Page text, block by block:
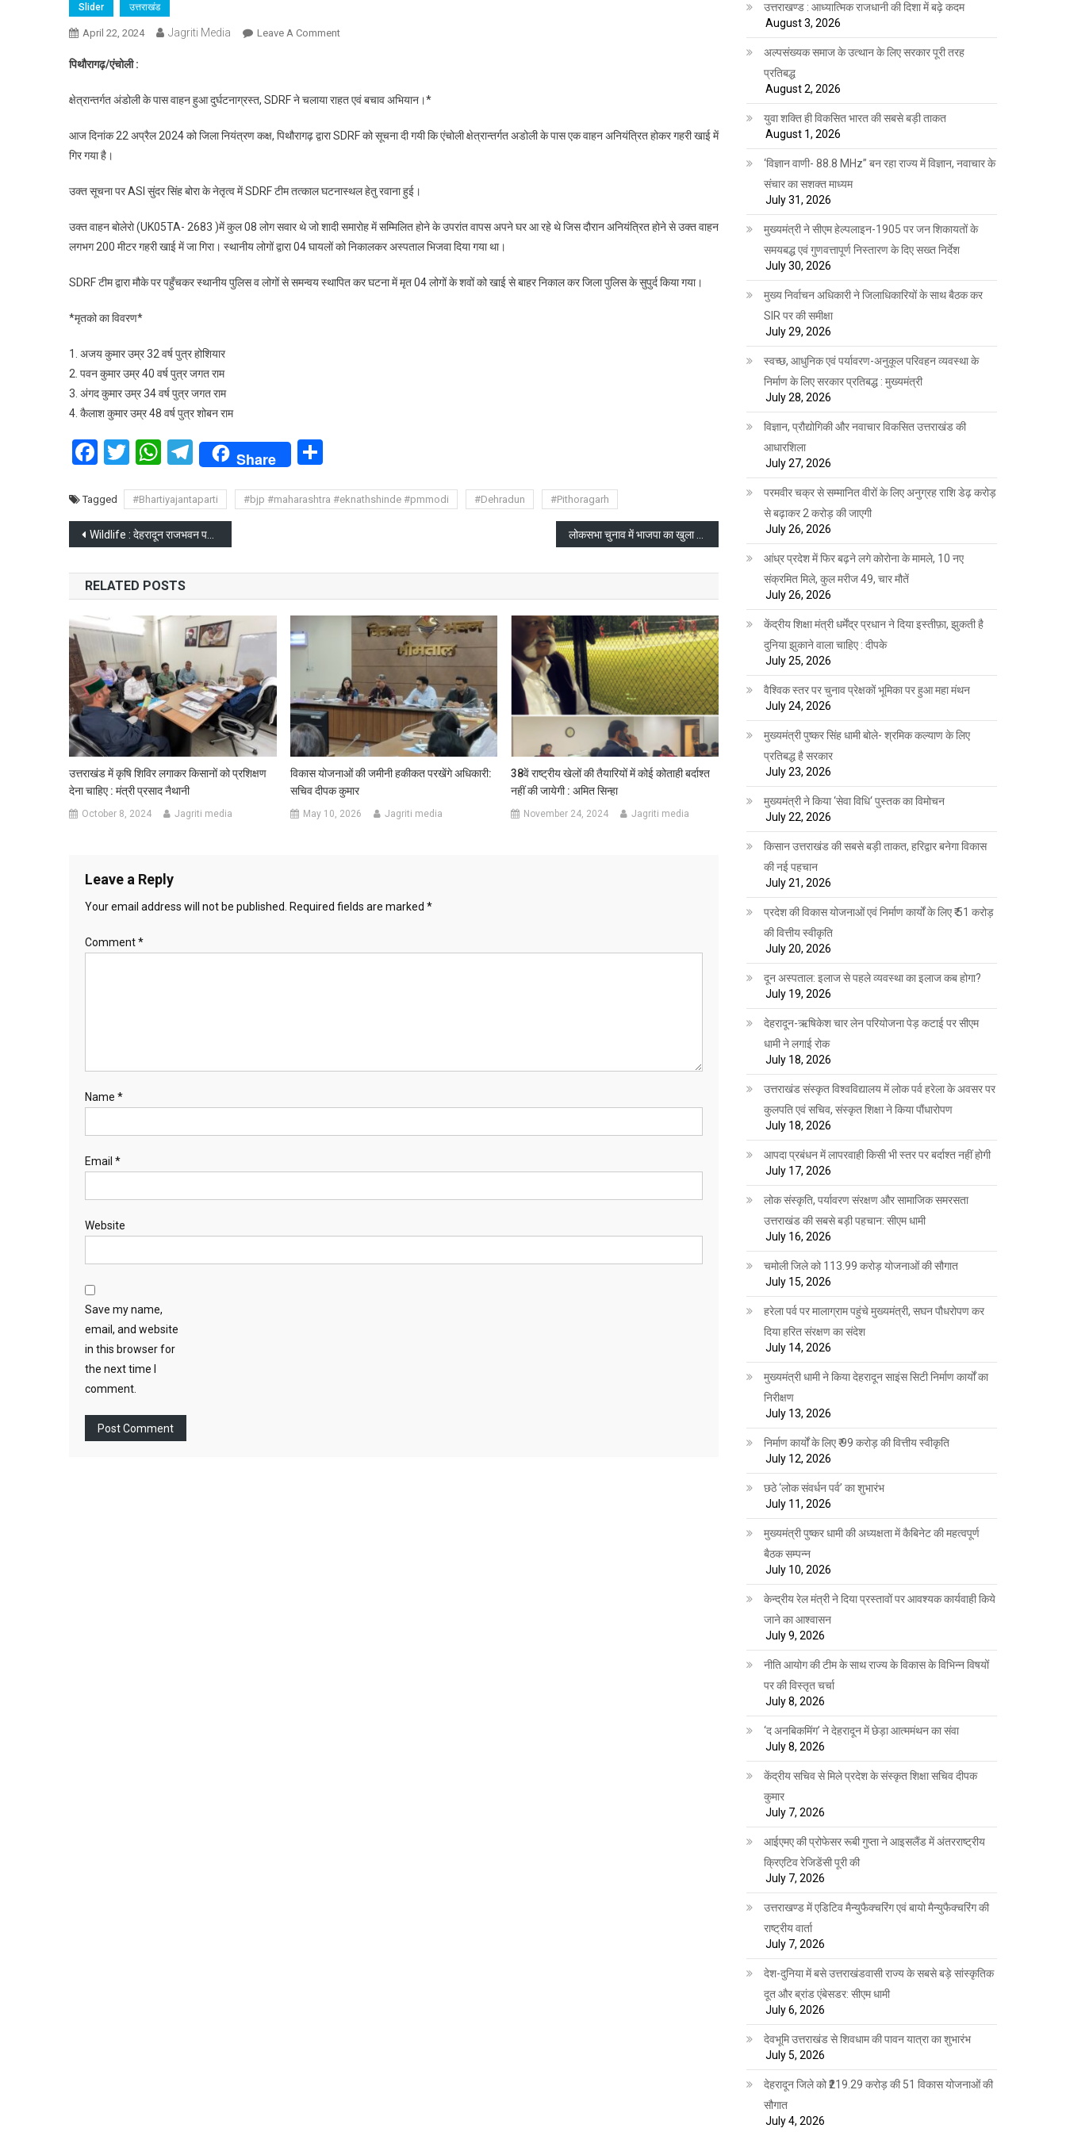
Slider उत्तराखंड
April 22, 2024 Jagriti Media Leave A CommentOn
में
चार
पिथौरागढ़/एंचोली :
क्षेत्रान्तर्गत अंडोली के पास वाहन हुआ दुर्घटनाग्रस्त, SDRF ने चलाया राहत एवं बचाव अभियान।*
आज दिनांक 22 अप्रैल 2024 को जिला नियंत्रण कक्ष, पिथौरागढ़ द्वारा SDRF को सूचना दी गयी कि एंचोली क्षेत्रान्तर्गत अडोली के पास एक वाहन अनियंत्रित होकर गहरी खाई में
गिर गया है।
उक्त सूचना पर ASI सुंदर सिंह बोरा के नेतृत्व में SDRF टीम तत्काल घटनास्थल हेतु रवाना हुई।
उक्त वाहन बोलेरो (UK05TA- 2683 )में कुल 08 लोग सवार थे जो शादी समारोह में सम्मिलित होने के उपरांत वापस अपने घर आ रहे थे जिस दौरान अनियंत्रित होने से उक्त वाहन
लगभग 200 मीटर गहरी खाई में जा गिरा। स्थानीय लोगों द्वारा 04 घायलों को निकालकर अस्पताल भिजवा दिया गया था।
SDRF टीम द्वारा मौके पर पहुँचकर स्थानीय पुलिस व लोगों से समन्वय स्थापित कर घटना में मृत 04 लोगों के शवों को खाई से बाहर निकाल कर जिला पुलिस के सुपुर्द किया गया।
*मृतको का विवरण*
1. अजय कुमार उम्र 32 वर्ष पुत्र होशियार
2. पवन कुमार उम्र 40 वर्ष पुत्र जगत राम
3. अंगद कुमार उम्र 34 वर्ष पुत्र जगत राम
4. कैलाश कुमार उम्र 48 वर्ष पुत्र शोबन राम
Facebook
Twitter
WhatsApp
Telegram
Share
Tagged #Bhartiyajantaparti #bjp #maharashtra #eknathshinde #pmmodi #Dehradun #Pithoragarh
Post
navigation
Wildlife : देहरादून राजभवन परिसर में बर्ड वॉचिंग
RELATED POSTS
उत्तराखंड में कृषि शिविर लगाकर किसानों को प्रशिक्षण
देना चाहिए : मंत्री प्रसाद नैथानी
October 8, 2024 Jagriti media
विकास योजनाओं की जमीनी हकीकत परखेंगे अधिकारी:
सचिव दीपक कुमार
May 10, 2026 Jagriti media
38वें राष्ट्रीय खेलों की तैयारियों में कोई कोताही बर्दाश्त
नहीं की जायेगी : अमित सिन्हा
November 24, 2024 Jagriti media
Leave a Reply
Your email address will not be published. Required fields are marked *
Comment*
Name *
Email *
Website
Save my name,
email, and website
in this browser for
the next time I
comment.
उत्तराखण्ड : आध्यात्मिक राजधानी की दिशा में बढ़े कदम
August 3, 2026
अल्पसंख्यक समाज के उत्थान के लिए सरकार पूरी तरह
प्रतिबद्ध
August 2, 2026
युवा शक्ति ही विकसित भारत की सबसे बड़ी ताकत
August 1, 2026
‘विज्ञान वाणी- 88.8 MHz” बन रहा राज्य में विज्ञान, नवाचार के
संचार का सशक्त माध्यम
July 31, 2026
मुख्यमंत्री ने सीएम हेल्पलाइन-1905 पर जन शिकायतों के
समयबद्ध एवं गुणवत्तापूर्ण निस्तारण के दिए सख्त निर्देश
July 30, 2026
मुख्य निर्वाचन अधिकारी ने जिलाधिकारियों के साथ बैठक कर
SIR पर की समीक्षा
July 29, 2026
स्वच्छ, आधुनिक एवं पर्यावरण-अनुकूल परिवहन व्यवस्था के
निर्माण के लिए सरकार प्रतिबद्ध : मुख्यमंत्री
July 28, 2026
विज्ञान, प्रौद्योगिकी और नवाचार विकसित उत्तराखंड की
आधारशिला
July 27, 2026
परमवीर चक्र से सम्मानित वीरों के लिए अनुग्रह राशि डेढ़ करोड़
से बढ़ाकर 2 करोड़ की जाएगी
July 26, 2026
आंध्र प्रदेश में फिर बढ़ने लगे कोरोना के मामले, 10 नए
संक्रमित मिले, कुल मरीज 49, चार मौतें
July 26, 2026
केंद्रीय शिक्षा मंत्री धर्मेंद्र प्रधान ने दिया इस्तीफ़ा, झुकती है
दुनिया झुकाने वाला चाहिए : दीपके
July 25, 2026
वैश्विक स्तर पर चुनाव प्रेक्षकों भूमिका पर हुआ महा मंथन
July 24, 2026
मुख्यमंत्री पुष्कर सिंह धामी बोले- श्रमिक कल्याण के लिए
प्रतिबद्ध है सरकार
July 23, 2026
मुख्यमंत्री ने किया ‘सेवा विधि‘ पुस्तक का विमोचन
July 22, 2026
किसान उत्तराखंड की सबसे बड़ी ताकत, हरिद्वार बनेगा विकास
की नई पहचान
July 21, 2026
प्रदेश की विकास योजनाओं एवं निर्माण कार्यों के लिए ₹ 51 करोड़
की वित्तीय स्वीकृति
July 20, 2026
दून अस्पताल: इलाज से पहले व्यवस्था का इलाज कब होगा?
July 19, 2026
देहरादून-ऋषिकेश चार लेन परियोजना पेड़ कटाई पर सीएम
धामी ने लगाई रोक
July 18, 2026
उत्तराखंड संस्कृत विश्वविद्यालय में लोक पर्व हरेला के अवसर पर
कुलपति एवं सचिव, संस्कृत शिक्षा ने किया पौंधारोपण
July 18, 2026
आपदा प्रबंधन में लापरवाही किसी भी स्तर पर बर्दाश्त नहीं होगी
July 17, 2026
लोक संस्कृति, पर्यावरण संरक्षण और सामाजिक समरसता
उत्तराखंड की सबसे बड़ी पहचान: सीएम धामी
July 16, 2026
चमोली जिले को 113.99 करोड़ योजनाओं की सौगात
July 15, 2026
हरेला पर्व पर मालाग्राम पहुंचे मुख्यमंत्री, सघन पौधरोपण कर
दिया हरित संरक्षण का संदेश
July 14, 2026
मुख्यमंत्री धामी ने किया देहरादून साइंस सिटी निर्माण कार्यों का
निरीक्षण
July 13, 2026
निर्माण कार्यों के लिए ₹ 99 करोड़ की वित्तीय स्वीकृति
July 12, 2026
छठे ‘लोक संवर्धन पर्व’ का शुभारंभ
July 11, 2026
मुख्यमंत्री पुष्कर धामी की अध्यक्षता में कैबिनेट की महत्वपूर्ण
बैठक सम्पन्न
July 10, 2026
केन्द्रीय रेल मंत्री ने दिया प्रस्तावों पर आवश्यक कार्यवाही किये
जाने का आश्वासन
July 9, 2026
नीति आयोग की टीम के साथ राज्य के विकास के विभिन्न विषयों
पर की विस्तृत चर्चा
July 8, 2026
‘द अनबिकमिंग’ ने देहरादून में छेड़ा आत्ममंथन का संवा
July 8, 2026
केंद्रीय सचिव से मिले प्रदेश के संस्कृत शिक्षा सचिव दीपक
कुमार
July 7, 2026
आईएमए की प्रोफेसर रूबी गुप्ता ने आइसलैंड में अंतरराष्ट्रीय
क्रिएटिव रेजिडेंसी पूरी की
July 7, 2026
उत्तराखण्ड में एडिटिव मैन्युफैक्चरिंग एवं बायो मैन्युफैक्चरिंग की
राष्ट्रीय वार्ता
July 7, 2026
देश-दुनिया में बसे उत्तराखंडवासी राज्य के सबसे बड़े सांस्कृतिक
दूत और ब्रांड एंबेसडर: सीएम धामी
July 6, 2026
देवभूमि उत्तराखंड से शिवधाम की पावन यात्रा का शुभारंभ
July 5, 2026
देहरादून जिले को ₹219.29 करोड़ की 51 विकास योजनाओं की
सौगात
July 4, 2026